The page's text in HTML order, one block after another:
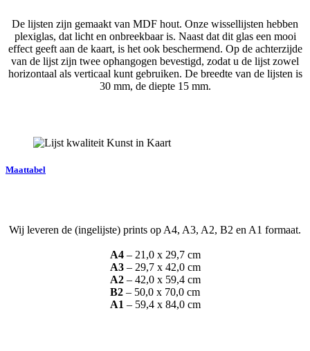
De lijsten zijn gemaakt van MDF hout. Onze wissellijsten hebben
plexiglas, dat licht en onbreekbaar is. Naast dat dit glas een mooi
effect geeft aan de kaart, is het ook beschermend. Op de achterzijde
van de lijst zijn twee ophangogen bevestigd, zodat u de lijst zowel
horizontaal als verticaal kunt gebruiken. De breedte van de lijsten is
30 mm, de diepte 15 mm.
Maattabel
Wij leveren de (ingelijste) prints op A4, A3, A2, B2 en A1 formaat.
A4– 21,0 x 29,7 cm
A3– 29,7 x 42,0 cm
A2– 42,0 x 59,4 cm
B2 – 50,0 x 70,0 cm
A1 – 59,4 x 84,0 cm